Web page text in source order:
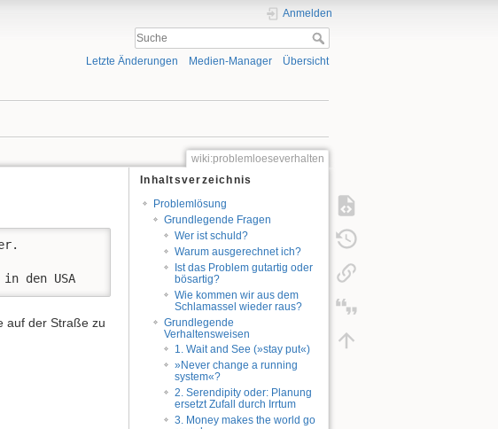
Anmelden
Letzte Änderungen Medien-Manager Übersicht
wiki:problemloeseverhalten
Inhaltsverzeichnis
Problemlösung
Grundlegende Fragen
Wer ist schuld?
Warum ausgerechnet ich?
Ist das Problem gutartig oder
bösartig?
Wie kommen wir aus dem
Schlamassel wieder raus?
Grundlegende
Verhaltensweisen
1. Wait and See (»stay put«)
»Never change a running
system«?
2. Serendipity oder: Planung
ersetzt Zufall durch Irrtum
3. Money makes the world go
den USA
auf der Straße zu